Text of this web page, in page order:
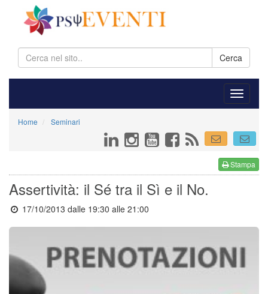
Cerca
Home Seminari
Stampa
Assertività: il Sé tra il Sì e il No.
17/10/2013 dalle 19:30 alle 21:00